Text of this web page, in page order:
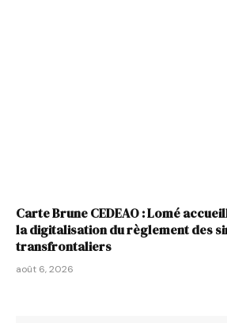
Carte Brune CEDEAO : Lomé
la digitalisation du règlement des
transfrontaliers
août 6, 2026